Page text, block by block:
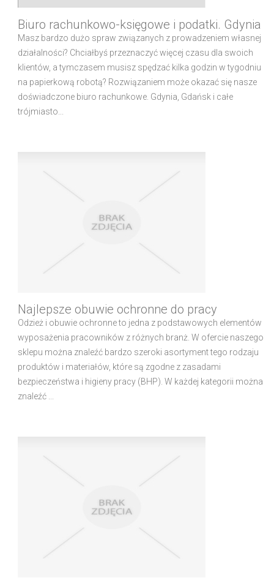
Biuro rachunkowo-księgowe i podatki. Gdynia
Masz bardzo dużo spraw związanych z prowadzeniem własnej
działalności? Chciałbyś przeznaczyć więcej czasu dla swoich
klientów, a tymczasem musisz spędzać kilka godzin w tygodniu
na papierkową robotą? Rozwiązaniem może okazać się nasze
doświadczone biuro rachunkowe. Gdynia, Gdańsk i całe
trójmiasto...
Najlepsze obuwie ochronne do pracy
Odzież i obuwie ochronne to jedna z podstawowych elementów
wyposażenia pracowników z różnych branż. W ofercie naszego
sklepu można znaleźć bardzo szeroki asortyment tego rodzaju
produktów i materiałów, które są zgodne z zasadami
bezpieczeństwa i higieny pracy (BHP). W każdej kategorii można
znaleźć ...